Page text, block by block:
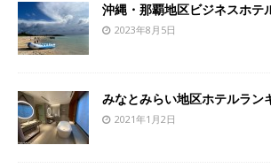
沖縄・那覇地区ビジネスホテ
2023年8月5日
みなとみらい地区ホテルラン
2021年1月2日